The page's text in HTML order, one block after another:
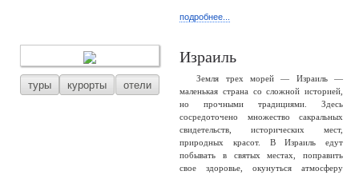
подробнее...
туры курорты отели
Израиль
Земля трех морей — Израиль —
маленькая страна со сложной историей,
но прочными традициями. Здесь
сосредоточено множество сакральных
свидетельств, исторических мест,
природных красот. В Израиль едут
побывать в святых местах, поправить
свое здоровье, окунуться атмосферу